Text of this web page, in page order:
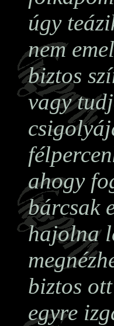
úgy
nem
biztos
vagy
ahogy
bárcsak
hajolna
biztos
egyre